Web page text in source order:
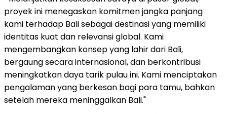
proyek ini menegaskan komitmen jangka panjang
kami terhadap Bali sebagai destinasi yang memiliki
identitas kuat dan relevansi global. Kami
mengembangkan konsep yang lahir dari Bali,
bergaung secara internasional, dan berkontribusi
meningkatkan daya tarik pulau ini. Kami menciptakan
pengalaman yang berkesan bagi para tamu, bahkan
setelah mereka meninggalkan Bali."